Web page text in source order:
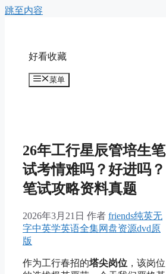
跳至内容
好看收藏
菜单
26年工行星辰管培生笔
试考情难吗？好进吗？
笔试攻略资料真题
2026年3月21日 作者 friends纯英无
字中英学英语全集网盘资源dvd原
版
作为工行春招的塔尖岗位 ，该岗位